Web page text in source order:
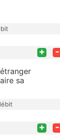
+ -
sa
+ -